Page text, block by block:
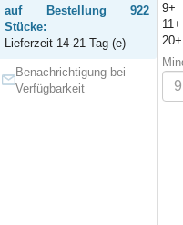
auf Bestellung 922
Stücke:
Lieferzeit 14-21 Tag (e)
Benachrichtigung bei
Verfügbarkeit
9+
11+
20+